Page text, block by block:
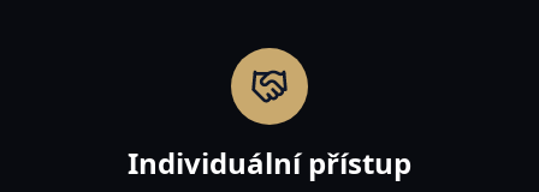
Individuální přístup